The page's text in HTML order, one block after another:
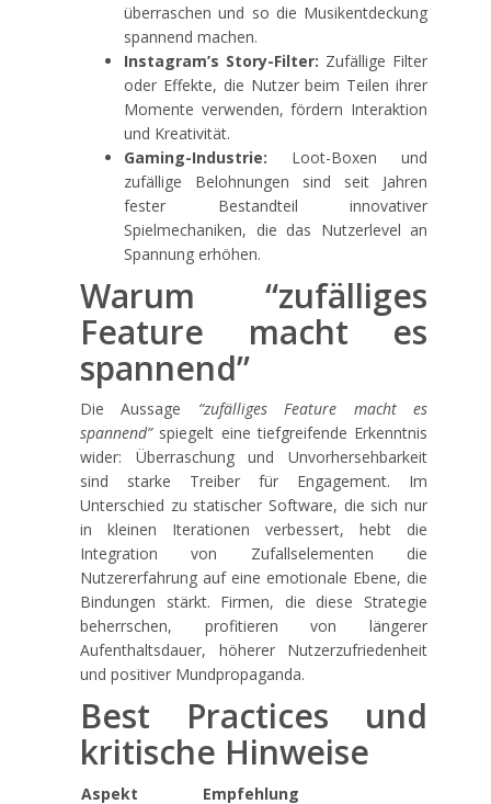
überraschen und so die Musikentdeckung
spannend machen.
Instagram’s Story-Filter: Zufällige Filter
oder Effekte, die Nutzer beim Teilen ihrer
Momente verwenden, fördern Interaktion
und Kreativität.
Gaming-Industrie: Loot-Boxen und
zufällige Belohnungen sind seit Jahren
fester Bestandteil innovativer
Spielmechaniken, die das Nutzerlevel an
Spannung erhöhen.
Warum “zufälliges
Feature macht es
spannend”
Die Aussage “zufälliges Feature macht es
spannend”spiegelt eine tiefgreifende Erkenntnis
wider: Überraschung und Unvorhersehbarkeit
sind starke Treiber für Engagement. Im
Unterschied zu statischer Software, die sich nur
in kleinen Iterationen verbessert, hebt die
Integration von Zufallselementen die
Nutzererfahrung auf eine emotionale Ebene, die
Bindungen stärkt. Firmen, die diese Strategie
beherrschen, profitieren von längerer
Aufenthaltsdauer, höherer Nutzerzufriedenheit
und positiver Mundpropaganda.
Best Practices und
kritische Hinweise
Aspekt Empfehlung